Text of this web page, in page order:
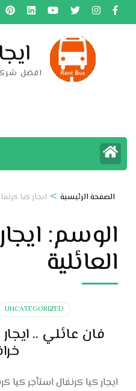
تخطى
إلى
افضل
الصفحة الرئيسية > ايجار كيا
الوسم:
العائلية
UNCATEGORIZED
فان عائلي ..
ايجار كيا كرنفال استأجر كيا